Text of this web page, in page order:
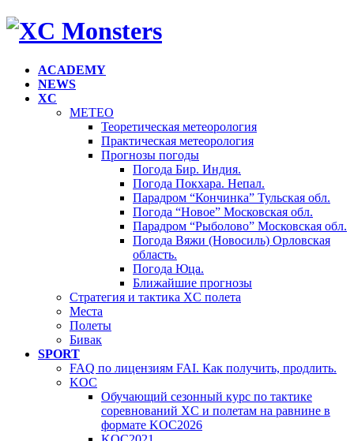
ACADEMY
NEWS
XC
METEO
Теоретическая метеорология
Практическая метеорология
Прогнозы погоды
Погода Бир. Индия.
Погода Покхара. Непал.
Парадром “Кончинка” Тульская обл.
Погода “Новое” Московская обл.
Парадром “Рыболово” Московская обл.
Погода Вяжи (Новосиль) Орловская
область.
Погода Юца.
Ближайшие прогнозы
Стратегия и тактика XC полета
Места
Полеты
Бивак
SPORT
FAQ по лицензиям FAI. Как получить, продлить.
KOC
Обучающий сезонный курс по тактике
соревнований XC и полетам на равнине в
формате KOC2026